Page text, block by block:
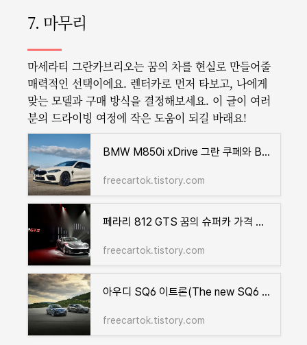
7. 마무리
마세라티 그란카브리오는 꿈의 차를 현실로 만들어줄
매력적인 선택이에요. 렌터카로 먼저 타보고, 나에게
맞는 모델과 구매 방식을 결정해보세요. 이 글이 여러
분의 드라이빙 여정에 작은 도움이 되길 바래요!
BMW M850i xDrive 그란 쿠페와 BMW M8 가격과 성능, 유지비까지 한눈에!
freecartok.tistory.com
페라리 812 GTS 꿈의 슈퍼카 가격 제원 연비 현실은 유지비로 다가가기!
freecartok.tistory.com
아우디 SQ6 이트론(The new SQ6 e-tron) 가격과 성능, 어디까지 실용적인가?
freecartok.tistory.com